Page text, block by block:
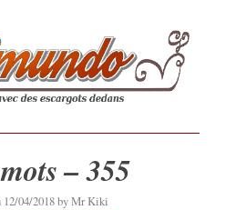
– 355
12/04/201812/09/2019
byMr Kiki